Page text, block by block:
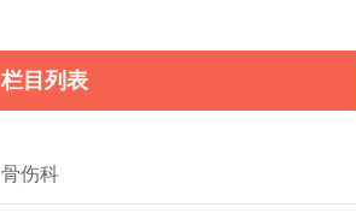
栏目列表
骨伤科